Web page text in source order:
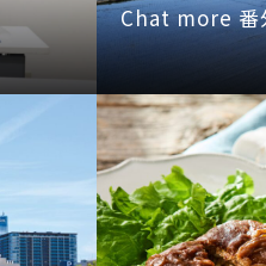
Chat more 番